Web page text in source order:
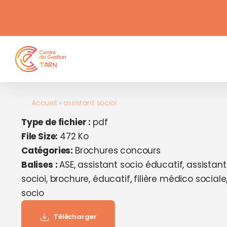
contenu
Accueil » assistant socioi
Type de fichier : pdf
File Size: 472 Ko
Catégories: Brochures concours
Balises :ASE, assistant socio éducatif, assistant
socioi, brochure, éducatif, filière médico
socio
Télécharger